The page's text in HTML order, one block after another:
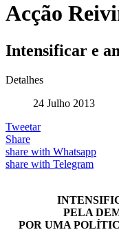
Acção
Intensificar e
Detalhes
24 Julho 2013
Tweetar
Share
share with Whatsapp
share with Telegram
PELA
POR UMA